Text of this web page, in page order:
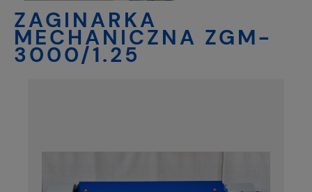
ZAGINARKA
MECHANICZNA ZGM-
3000/1.25